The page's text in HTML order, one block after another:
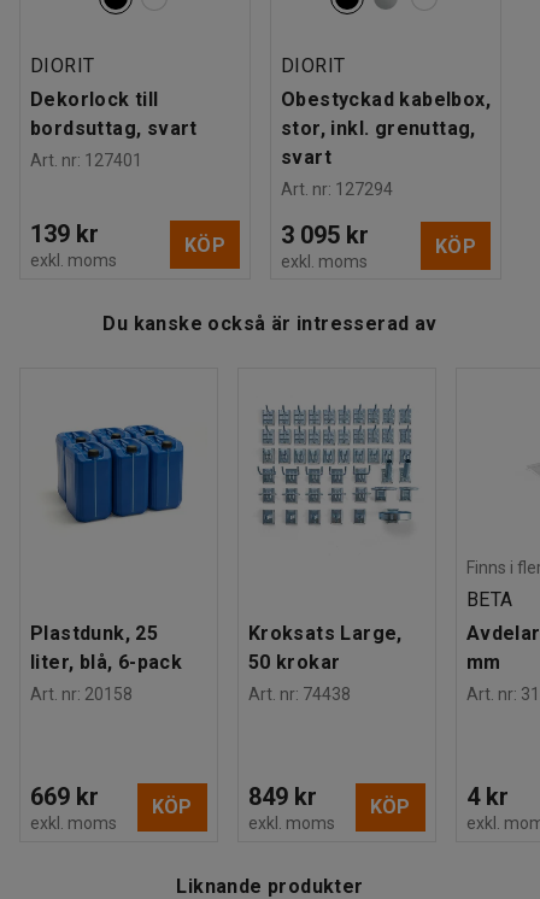
DIORIT
Dekorlock till
bordsuttag, svart
Art. nr: 127401
139 kr
exkl. moms
KÖP
DIORIT
Obestyckad kabelbox,
stor, inkl. grenuttag,
svart
Art. nr: 127294
3 095 kr
exkl. moms
KÖP
Du kanske också är intresserad av
Plastdunk, 25
liter, blå, 6-pack
Art. nr: 20158
669 kr
exkl. moms
KÖP
Kroksats Large,
50 krokar
Art. nr: 74438
849 kr
exkl. moms
KÖP
Finns i
BETA
mm
Art. nr:
4 kr
exkl.
Liknande produkter